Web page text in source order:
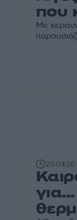
που
Με
20:04
για…